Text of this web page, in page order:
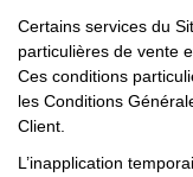
Certains services du
particulières de vente
Ces conditions
les Conditions
Client.
L’inapplication